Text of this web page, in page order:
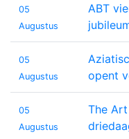
05
Augustus
ABT
05
Augustus
opent
05
Augustus
The